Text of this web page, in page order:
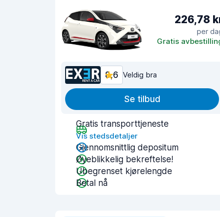
226,78
per
Gratis
8,6 Veldig bra
Se tilbud
Gratis transporttjeneste
Vis stedsdetaljer
Gjennomsnittlig depositum
Øyeblikkelig bekreftelse!
Ubegrenset kjørelengde
Betal nå